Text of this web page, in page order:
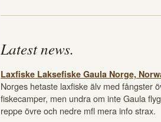
Latest news.
Laxfiske Laksefiske Gaula Norge,
Norges hetaste laxfiske älv med fångster
fiskecamper, men undra om inte Gaula
reppe övre och nedre mfl mera info strax.